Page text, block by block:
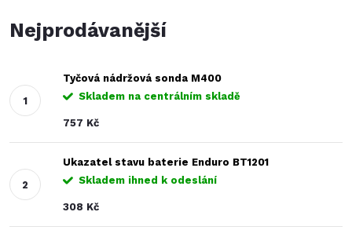
Nejprodávanější
Tyčová nádržová sonda M400
Skladem na centrálním skladě
757 Kč
Ukazatel stavu baterie Enduro BT1201
Skladem ihned k odeslání
308 Kč